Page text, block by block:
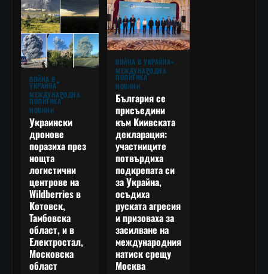
ВОЙНА В
УКРАЙНА
МЕЖДУНАРОДНА
ПОЛИТИКА
НОВИНИ
Украински
дронове
поразиха през
нощта
логистични
центрове на
Wildberries в
Котовск,
Тамбовска
област, и в
Електростал,
Московска
област
ВОЙНА В УКРАЙНА
МЕЖДУНАРОДНА
ПОЛИТИКА
НОВИНИ
България се
присъедини
към Киивската
декларация:
участниците
потвърдиха
подкрепата си
за Украйна,
осъдиха
руската агресия
и призоваха за
засилване на
международния
натиск срещу
Москва